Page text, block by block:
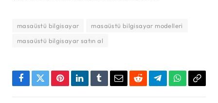
masaüstü bilgisayar
masaüstü bilgisayar modelleri
masaüstü bilgisayar satın al
Facebook
TwitterPinterestLinkedInTumblrEmailRedditTelegramWhatsApp